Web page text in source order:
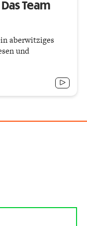
Team
aberwitziges
und